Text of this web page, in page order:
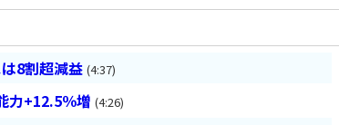
8割超減益 (4:37)
力+12.5％増 (4:26)